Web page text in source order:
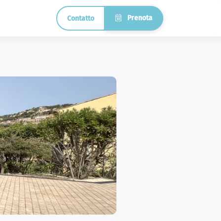
Contatto Prenota